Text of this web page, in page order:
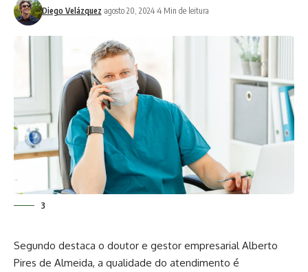
Diego Velázquez agosto 20, 2024 4 Min de leitura
3
Segundo destaca o doutor e gestor empresarial Alberto
Pires de Almeida, a qualidade do atendimento é